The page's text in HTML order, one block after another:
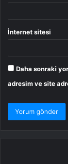
İnternet sitesi
Daha sonraki
adresim ve site